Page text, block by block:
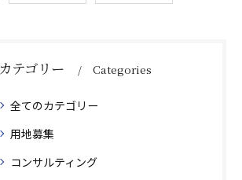
カテゴリー Categories
全てのカテゴリー
用地募集
コンサルティング